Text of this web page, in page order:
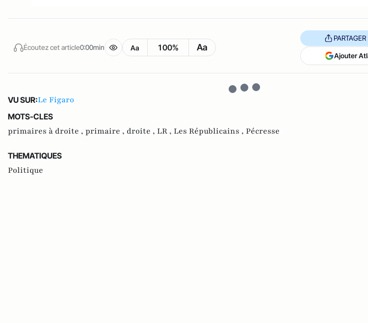
Écoutez cet article0:00min Aa 100% Aa
PARTAGER
Ajouter
VU SUR:Le Figaro
MOTS-CLES
primaires à droite , primaire , droite , LR , Les Républicains , Pécresse
THEMATIQUES
Politique